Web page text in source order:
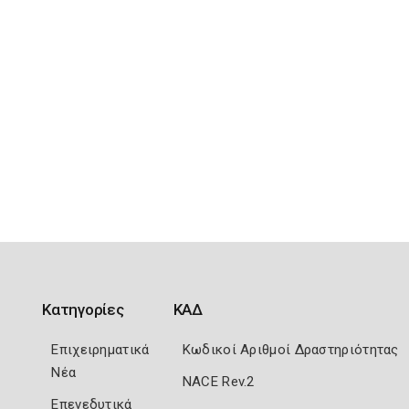
Κατηγορίες
Επιχειρηματικά
Νέα
Επενεδυτικά
ΚΑΔ
Κωδικοί Αριθμοί Δραστηριότητας
NACE Rev.2